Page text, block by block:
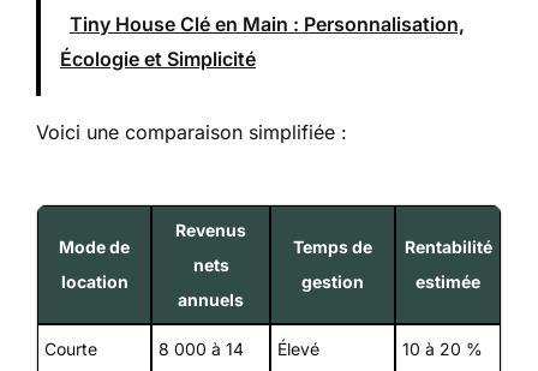
Tiny House Clé en Main : Personnalisation,
Écologie et Simplicité
Voici une comparaison simplifiée :
Mode de
location
Revenus
nets
annuels
Temps de
gestion
Rentabilité
estimée
Courte
8 000 à 14
Élevé
10 à 20 %